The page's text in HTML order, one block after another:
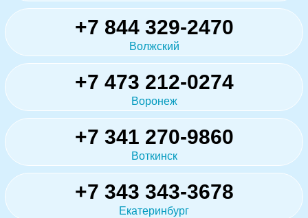
+7 844 329-2470
Волжский
+7 473 212-0274
Воронеж
+7 341 270-9860
Воткинск
+7 343 343-3678
Екатеринбург